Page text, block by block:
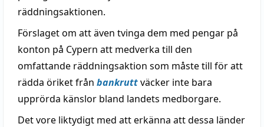
räddningsaktionen.
Förslaget om att även tvinga dem med pengar på
konton på Cypern att medverka till den
omfattande räddningsaktion som måste till för att
rädda öriket från bankruttväcker inte bara
upprörda känslor bland landets medborgare.
Det vore liktydigt med att erkänna att dessa länder